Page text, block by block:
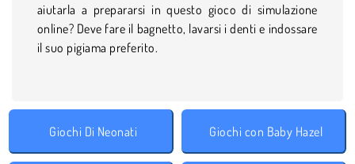
aiutarla a prepararsi in questo gioco di simulazione
online? Deve fare il bagnetto, lavarsi i denti e indossare
il suo pigiama preferito.
Giochi Di Neonati Giochi con Baby Hazel